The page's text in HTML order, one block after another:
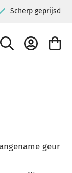
ZOEK ACCOUNT
geur